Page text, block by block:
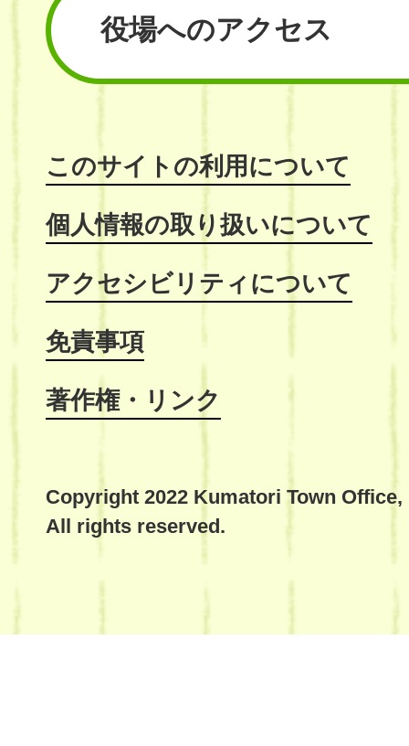
役場へのアクセス
このサイトの利用について
個人情報の取り扱いについて
アクセシビリティについて
免責事項
著作権・リンク
Copyright 2022 Kumatori Town Office,
All rights reserved.